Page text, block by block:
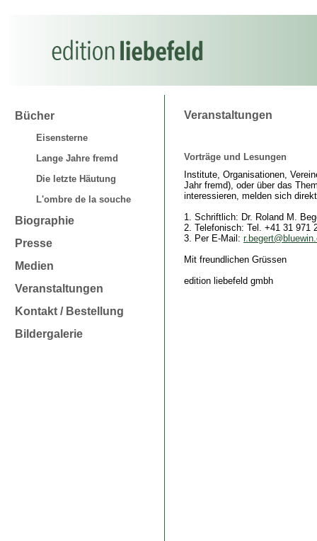
Bücher
Eisensterne
Lange Jahre fremd
Die letzte Häutung
L'ombre de la souche
Biographie
Presse
Medien
Veranstaltungen
Kontakt / Bestellung
Bildergalerie
Veranstaltungen
Vorträge und Lesungen
Institute, Organisationen,
Jahr fremd), oder über das
interessieren, melden sich
1. Schriftlich: Dr. Roland M.
2. Telefonisch: Tel. +41 31 971
3. Per E-Mail:
Mit freundlichen Grüssen
edition liebefeld gmbh